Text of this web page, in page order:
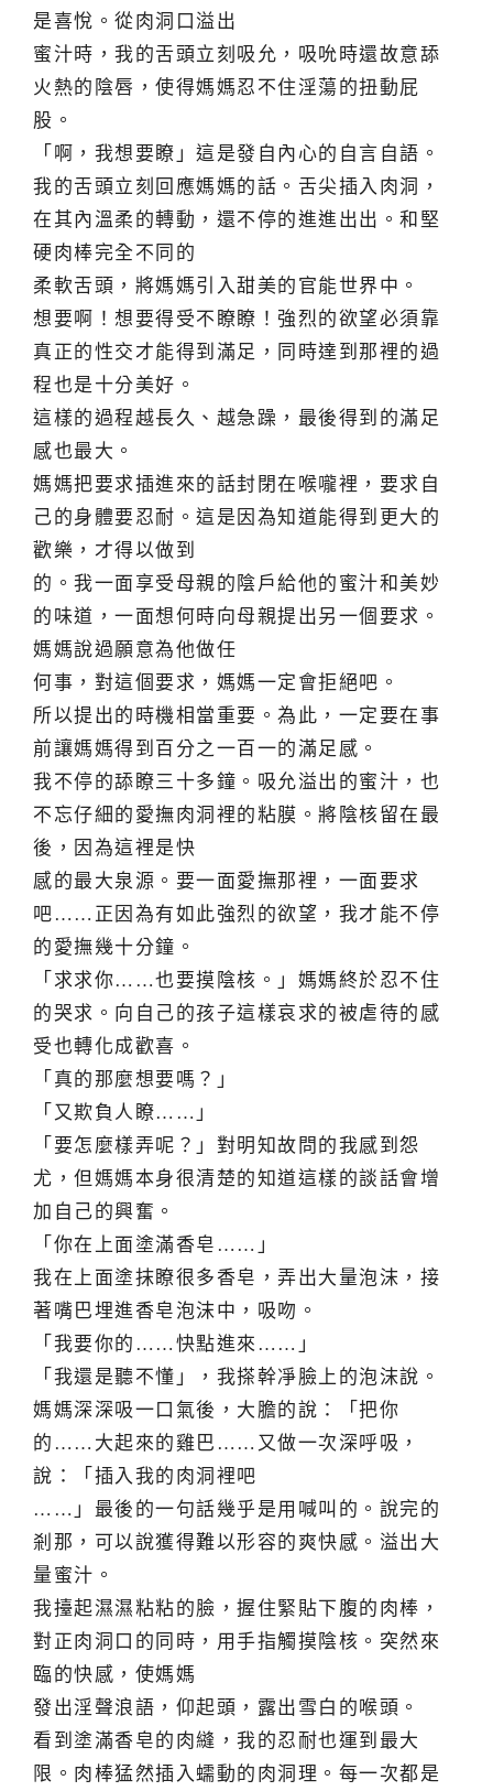
是喜悅。從肉洞口溢出
蜜汁時，我的舌頭立刻吸允，吸吮時還故意舔
火熱的陰唇，使得媽媽忍不住淫蕩的扭動屁
股。
「啊，我想要瞭」這是發自內心的自言自語。
我的舌頭立刻回應媽媽的話。舌尖插入肉洞，
在其內溫柔的轉動，還不停的進進出出。和堅
硬肉棒完全不同的
柔軟舌頭，將媽媽引入甜美的官能世界中。
想要啊！想要得受不瞭瞭！強烈的欲望必須靠
真正的性交才能得到滿足，同時達到那裡的過
程也是十分美好。
這樣的過程越長久、越急躁，最後得到的滿足
感也最大。
媽媽把要求插進來的話封閉在喉嚨裡，要求自
己的身體要忍耐。這是因為知道能得到更大的
歡樂，才得以做到
的。我一面享受母親的陰戶給他的蜜汁和美妙
的味道，一面想何時向母親提出另一個要求。
媽媽說過願意為他做任
何事，對這個要求，媽媽一定會拒絕吧。
所以提出的時機相當重要。為此，一定要在事
前讓媽媽得到百分之一百一的滿足感。
我不停的舔瞭三十多鐘。吸允溢出的蜜汁，也
不忘仔細的愛撫肉洞裡的粘膜。將陰核留在最
後，因為這裡是快
感的最大泉源。要一面愛撫那裡，一面要求
吧……正因為有如此強烈的欲望，我才能不停
的愛撫幾十分鐘。
「求求你……也要摸陰核。」媽媽終於忍不住
的哭求。向自己的孩子這樣哀求的被虐待的感
受也轉化成歡喜。
「真的那麼想要嗎？」
「又欺負人瞭……」
「要怎麼樣弄呢？」對明知故問的我感到怨
尤，但媽媽本身很清楚的知道這樣的談話會增
加自己的興奮。
「你在上面塗滿香皂……」
我在上面塗抹瞭很多香皂，弄出大量泡沫，接
著嘴巴埋進香皂泡沫中，吸吻。
「我要你的……快點進來……」
「我還是聽不懂」，我搽幹凈臉上的泡沫說。
媽媽深深吸一口氣後，大膽的說：「把你
的……大起來的雞巴……又做一次深呼吸，
說：「插入我的肉洞裡吧
……」最後的一句話幾乎是用喊叫的。說完的
剎那，可以說獲得難以形容的爽快感。溢出大
量蜜汁。
我擡起濕濕粘粘的臉，握住緊貼下腹的肉棒，
對正肉洞口的同時，用手指觸摸陰核。突然來
臨的快感，使媽媽
發出淫聲浪語，仰起頭，露出雪白的喉頭。
看到塗滿香皂的肉縫，我的忍耐也運到最大
限。肉棒猛然插入蠕動的肉洞理。每一次都是